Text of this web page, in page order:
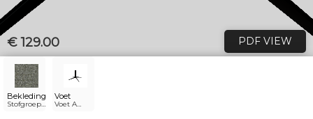
Bekleding
Stofgroep
3 - Oasis
Voet
Voet A
€ 129.00 PDF VIEW